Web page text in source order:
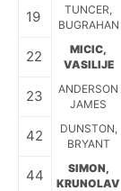
19
TUNCER,
BUGRAHAN
22
MICIC,
VASILIJE
23
ANDERSON
JAMES
42
DUNSTON,
BRYANT
44
SIMON,
KRUNOLAV